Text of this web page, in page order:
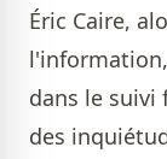
Éric Caire,
dans le suivi
des